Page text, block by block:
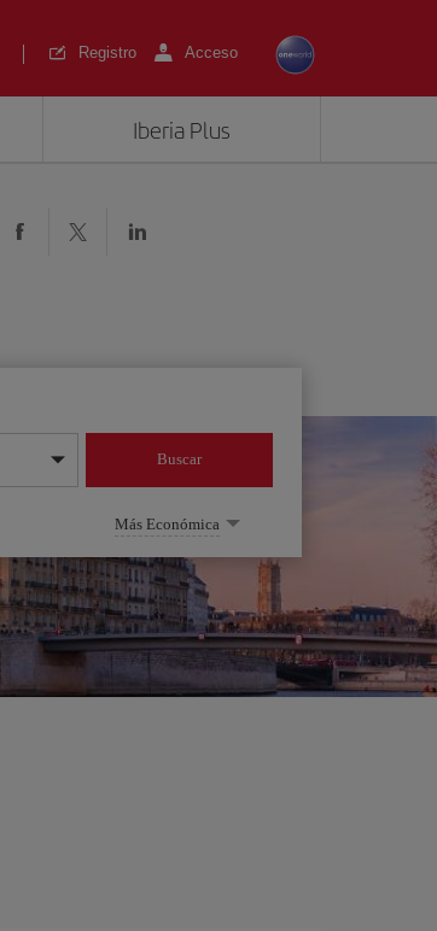
Registro Acceso
Iberia Plus
Buscar
Más Económica